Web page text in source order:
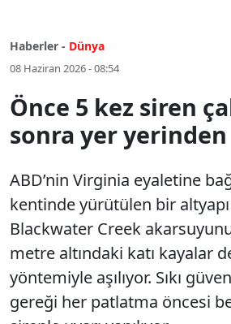
Haberler - Dünya
08 Haziran 2026 - 08:54
Önce 5 kez siren
sonra yer
ABD’nin Virginia eyaletine
kentinde yürütülen bir
Blackwater Creek
metre altındaki katı kayalar
yöntemiyle aşılıyor. Sıkı
gereği her patlatma öncesi